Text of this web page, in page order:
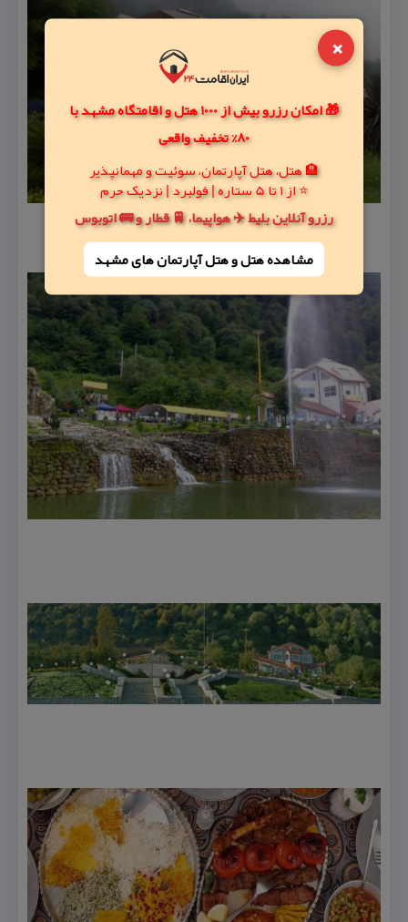
×
🎁 امکان رزرو بیش از 1000 هتل و اقامتگاه مشهد با
80% تخفیف واقعی
🏨 هتل، هتل آپارتمان، سوئیت و مهمانپذیر
⭐ از 1 تا 5 ستاره | فولبرد | نزدیک حرم
رزرو آنلاین بلیط ✈️ هواپیما، 🚆 قطار و 🚌 اتوبوس
مشاهده هتل و هتل‌ آپارتمان های مشهد